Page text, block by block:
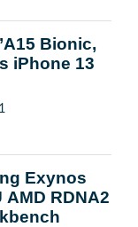
Bionic,
iPhone 13
Exynos
AMD RDNA2